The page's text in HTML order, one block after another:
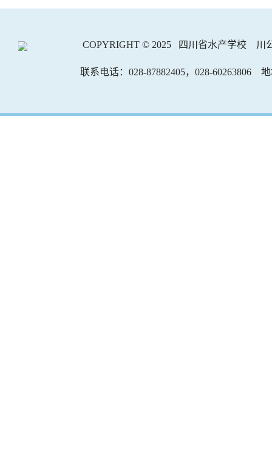
COPYRIGHT © 2025 四川省水产学校 川
联系电话：028-87882405，028-60263806